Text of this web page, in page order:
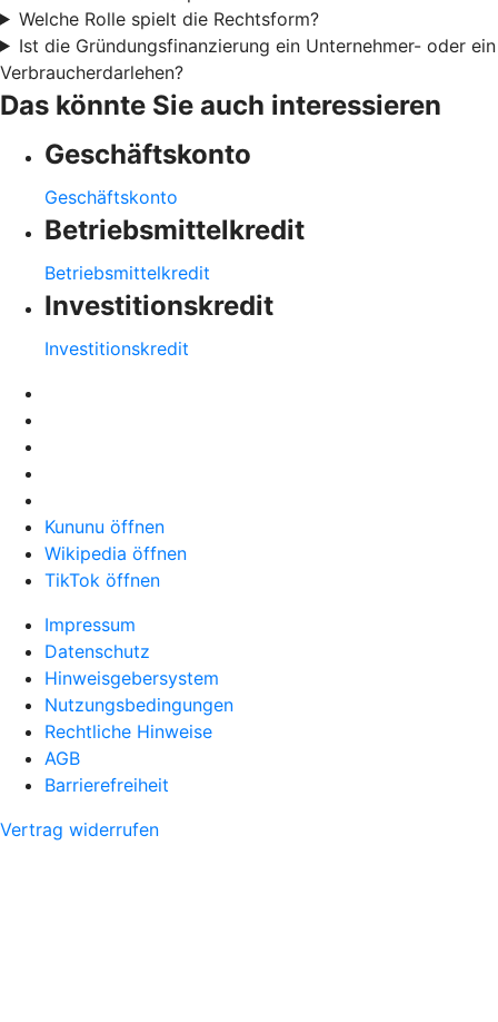
Welche Rolle spielt die Rechtsform?
Ist die Gründungsfinanzierung ein Unternehmer- oder ein
Verbraucherdarlehen?
Das könnte Sie auch interessieren
Geschäftskonto
Geschäftskonto
Betriebsmittelkredit
Betriebsmittelkredit
Investitionskredit
Investitionskredit
Kununu öffnen
Wikipedia öffnen
TikTok öffnen
Impressum
Datenschutz
Hinweisgebersystem
Nutzungsbedingungen
Rechtliche Hinweise
AGB
Barrierefreiheit
Vertrag widerrufen